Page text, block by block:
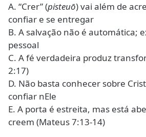
A. “Crer” (pisteuō) vai além de
confiar e se entregar
B. A salvação não é automática;
pessoal
C. A fé verdadeira produz
2:17)
D. Não basta conhecer sobre
confiar nEle
E. A porta é estreita, mas está
creem (Mateus 7:13-14)